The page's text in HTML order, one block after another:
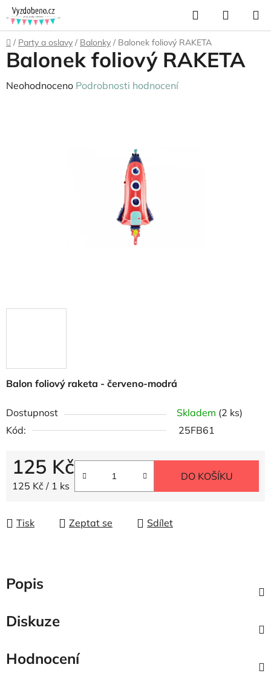
Přejít
na
obsah
Hledat
KOŠÍK
Domů
/ Party a oslavy / Balonky / Balonek foliový RAKETA
Balon foliový raketa - červeno-modrá
Dostupnost Skladem (2 ks)
Kód:
25FB61
125 Kč
Měrná cena:
125 Kč / 1 ks
DO KOŠÍKU
Tisk Zeptat se Sdílet
Balonek foliový RAKETA
Průměrné
Neohodnoceno Podrobnosti hodnocení
Popis
Diskuze
Hodnocení